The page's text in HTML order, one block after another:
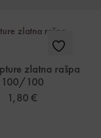
zlatna rašpa
100/100
1,80€